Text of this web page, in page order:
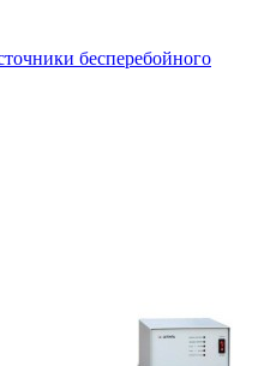
бесперебойного